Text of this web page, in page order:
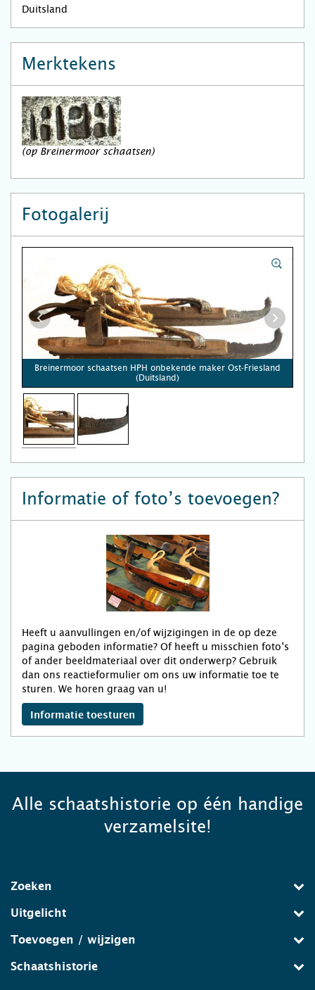
Duitsland
Merktekens
(op Breinermoor schaatsen)
Fotogalerij
Breinermoor schaatsen HPH onbekende maker Ost-Friesland
(Duitsland)
Informatie of foto’s toevoegen?
Heeft u aanvullingen en/of wijzigingen in de op deze
pagina geboden informatie? Of heeft u misschien foto’s
of ander beeldmateriaal over dit onderwerp? Gebruik
dan ons reactieformulier om ons uw informatie toe te
sturen. We horen graag van u!
Informatie toesturen
Alle schaatshistorie op één handige
verzamelsite!
Zoeken
Uitgelicht
Toevoegen / wijzigen
Schaatshistorie